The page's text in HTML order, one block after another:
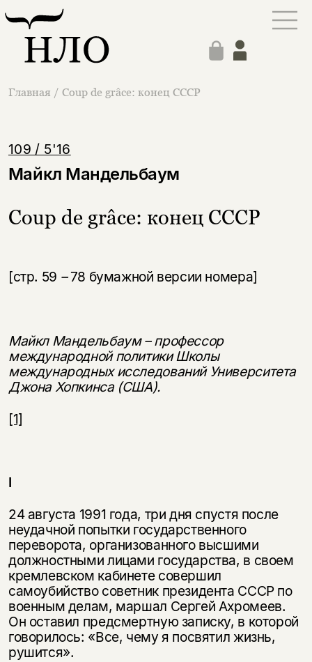
Главная / Coup de grâce: конец СССР
109 / 5'16
Майкл Мандельбаум
Coup de grâce: конец СССР
[стр. 59 –78 бумажной версии номера]
Майкл Мандельбаум – профессор
международной политики Школы
международных исследований Университета
Джона Хопкинса (США).
[1]
I
24 августа 1991 года, три дня спустя после
неудачной попытки государственного
переворота, организованного высшими
должностными лицами государства, в своем
кремлевском кабинете совершил
самоубийство советник президента СССР по
военным делам, маршал Сергей Ахромеев.
Он оставил предсмертную записку, в которой
говорилось: «Все, чему я посвятил жизнь,
рушится».